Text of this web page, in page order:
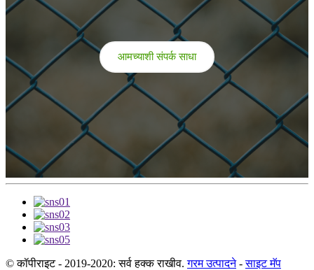
आमच्याशी संपर्क साधा
© कॉपीराइट - 2019-2020: सर्व हक्क राखीव.गरम उत्पादने-साइट मॅप